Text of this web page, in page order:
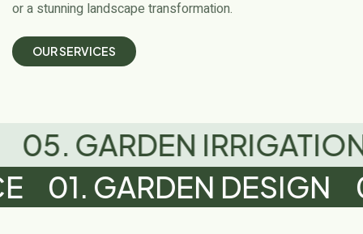
or a stunning landscape transformation.
OURSERVICES
IRRIGATION
06.
01.